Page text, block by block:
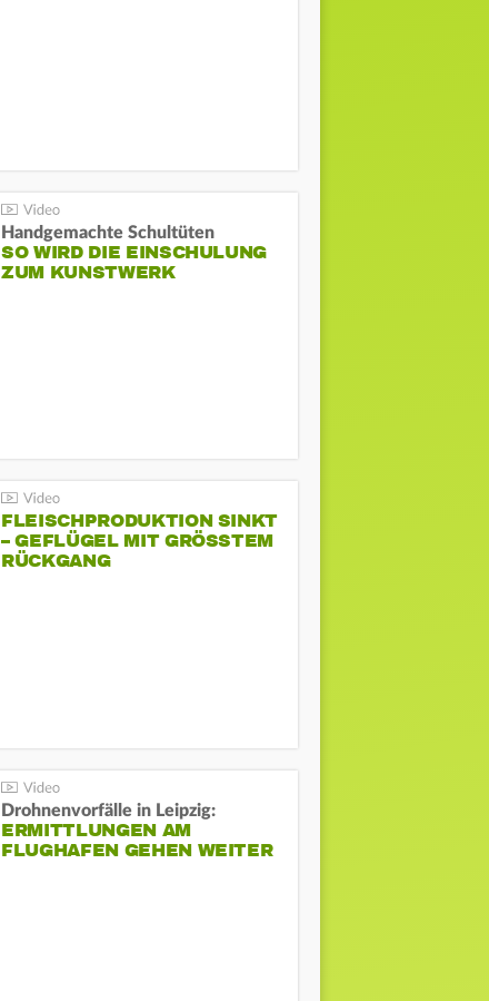
Handgemachte Schultüten
SO WIRD DIE EINSCHULUNG
ZUM KUNSTWERK
FLEISCHPRODUKTION SINKT
– GEFLÜGEL MIT GRÖSSTEM R
ÜCKGANG
Drohnenvorfälle in Leipzig:
ERMITTLUNGEN AM
FLUGHAFEN GEHEN WEITER